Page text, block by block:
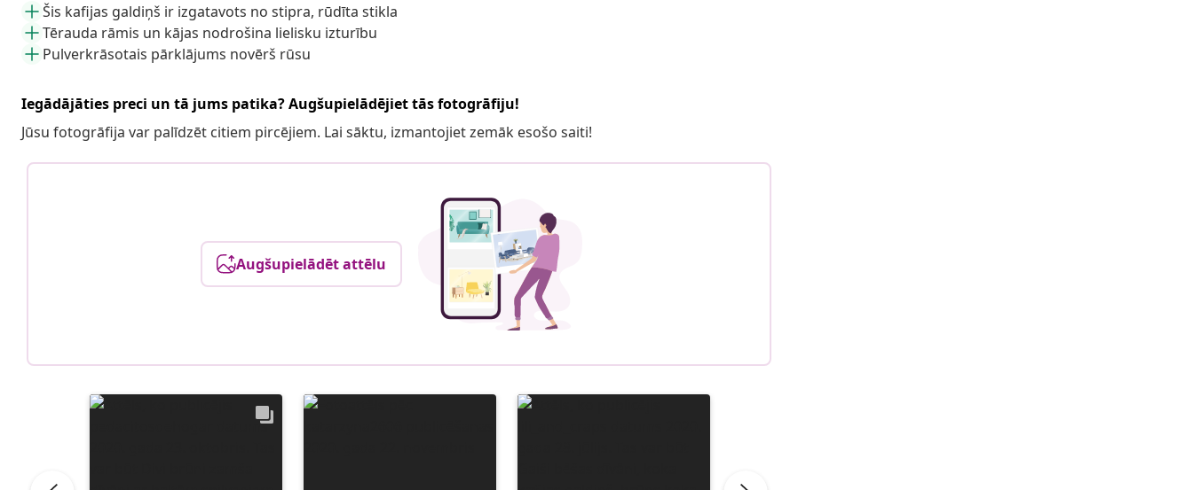
Šis kafijas galdiņš ir izgatavots no stipra, rūdīta stikla
Tērauda rāmis un kājas nodrošina lielisku izturību
Pulverkrāsotais pārklājums novērš rūsu
Iegādājāties preci un tā jums patika? Augšupielādējiet tās fotogrāfiju!
Jūsu fotogrāfija var palīdzēt citiem pircējiem. Lai sāktu, izmantojiet zemāk esošo saiti!
Augšupielādēt attēlu